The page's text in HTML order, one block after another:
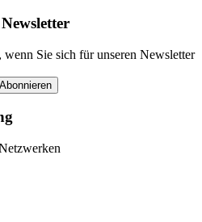
Sie sich für unseren Newsletter
Abonnieren